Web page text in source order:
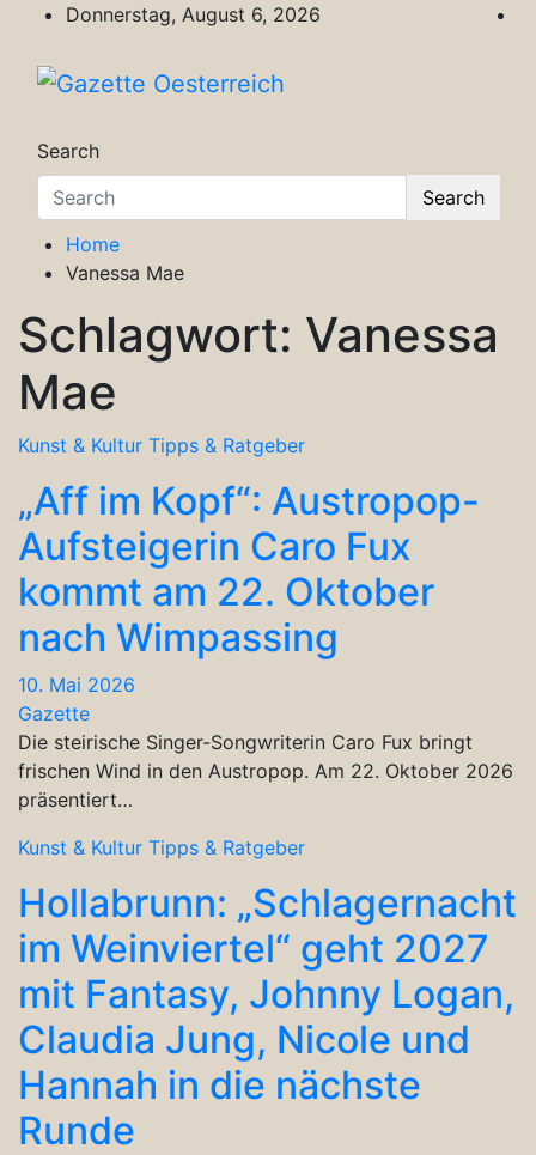
content
Donnerstag, August 6, 2026
Search
Search
Home
Vanessa Mae
Schlagwort: Vanessa
Mae
Kunst & Kultur Tipps & Ratgeber
„Aff im Kopf“: Austropop-
Aufsteigerin Caro Fux
kommt am 22. Oktober
nach Wimpassing
10. Mai 2026
Gazette
Die steirische Singer-Songwriterin Caro Fux bringt
frischen Wind in den Austropop. Am 22. Oktober 2026
präsentiert…
Kunst & Kultur Tipps & Ratgeber
Hollabrunn: „Schlagernacht
im Weinviertel“ geht 2027
mit Fantasy, Johnny Logan,
Claudia Jung, Nicole und
Hannah in die nächste
Runde